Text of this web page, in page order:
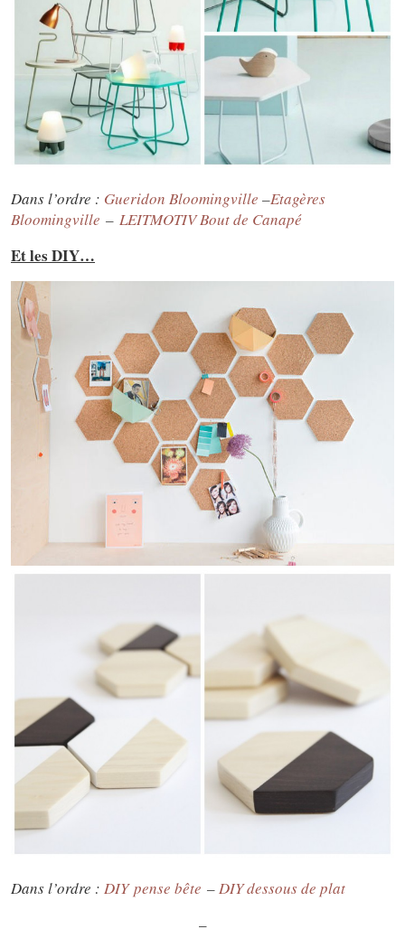
Dans l’ordre : Gueridon Bloomingville –Etagères
Bloomingville – LEITMOTIVBout de Canapé
Et les DIY…
Dans l’ordre : DIY pense bête –DIY dessous de plat
–